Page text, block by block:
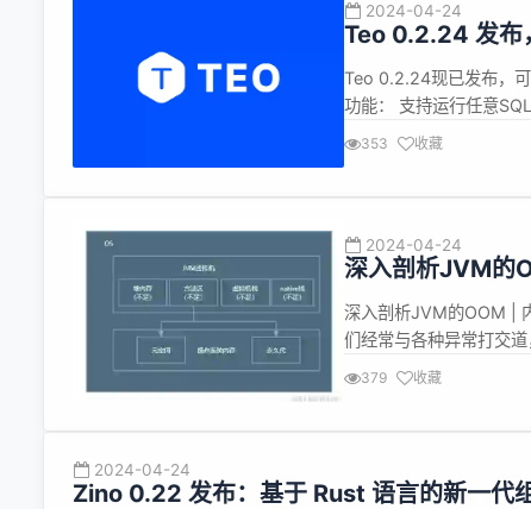
2024-04-24
Teo 0.2.24 发布
Teo 0.2.24现已发布，
功能： 支持运行任意
增加nullish coalescing
353 收藏
2024-04-24
深入剖析JVM的
深入剖析JVM的OOM |
们经常与各种异常打交
是导致JVM报错以及出
379 收藏
2024-04-24
Zino 0.22 发布：基于 Rust 语言的新一代